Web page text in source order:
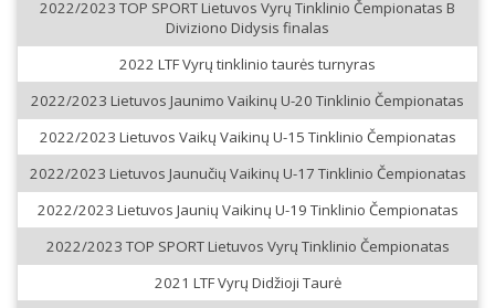
2022/2023 TOP SPORT Lietuvos Vyrų Tinklinio Čempionatas B
Diviziono Didysis finalas
2022 LTF Vyrų tinklinio taurės turnyras
2022/2023 Lietuvos Jaunimo Vaikinų U-20 Tinklinio Čempionatas
2022/2023 Lietuvos Vaikų Vaikinų U-15 Tinklinio Čempionatas
2022/2023 Lietuvos Jaunučių Vaikinų U-17 Tinklinio Čempionatas
2022/2023 Lietuvos Jaunių Vaikinų U-19 Tinklinio Čempionatas
2022/2023 TOP SPORT Lietuvos Vyrų Tinklinio Čempionatas
2021 LTF Vyrų Didžioji Taurė